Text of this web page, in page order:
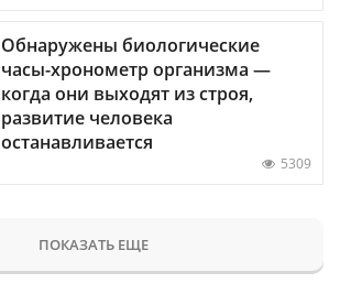
Обнаружены биологические
часы-хронометр организма —
когда они выходят из строя,
развитие человека
останавливается
5309
ПОКАЗАТЬ ЕЩЕ